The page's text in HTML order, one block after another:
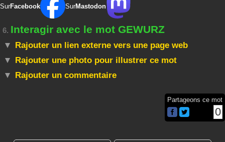
SurFacebook SurMastodon
6. Interagir avec le mot GEWURZ
Rajouter un lien externe vers une page web
Rajouter une photo pour illustrer ce mot
Rajouter un commentaire
Partageons ce mot
0